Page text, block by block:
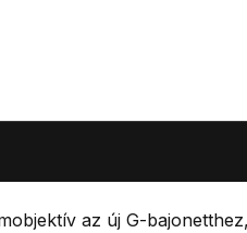
az új G-